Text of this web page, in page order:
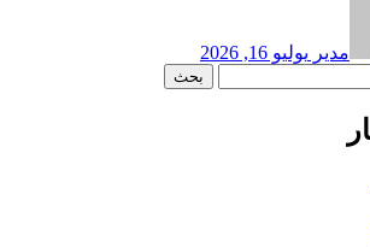
مدير يوليو 16, 2026